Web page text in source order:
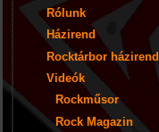
Rólunk
Házirend
Rocktárbor házirend
Videók
Rockműsor
Rock Magazin